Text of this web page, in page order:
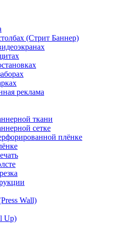
(Стрит Баннер)
реклама
ткани
сетке
плёнке
Wall)
Up)